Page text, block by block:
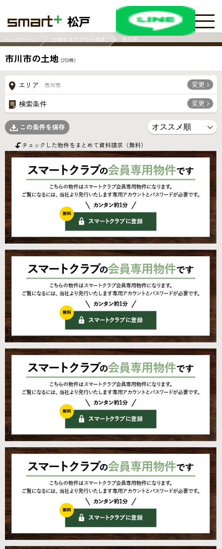
松戸
トップページ 土地をエリアから探す 市川市
市川市の土地 (253件)
エリア 市川市 変更
検索条件 変更
この条件を保存
チェックした物件をまとめて資料請求（無料）